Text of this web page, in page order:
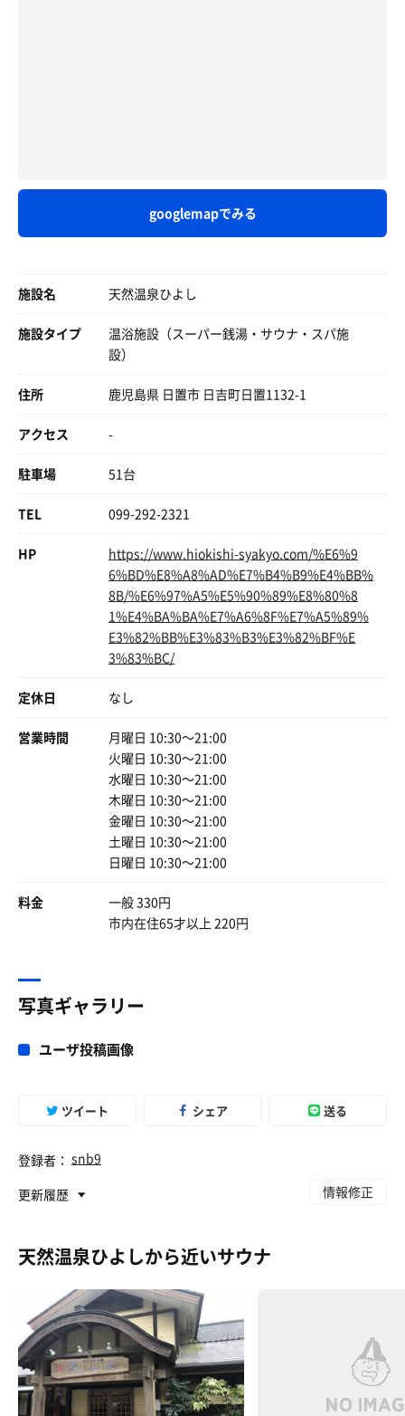
googlemapでみる
施設名 天然温泉ひよし
施設タイプ
温浴施設（スーパー銭湯・サウナ・スパ施
設）
住所 鹿児島県 日置市 日吉町日置1132-1
アクセス -
駐車場 51台
TEL 099-292-2321
HP
https://www.hiokishi-syakyo.com/%E6%9
6%BD%E8%A8%AD%E7%B4%B9%E4%BB%
8B/%E6%97%A5%E5%90%89%E8%80%8
1%E4%BA%BA%E7%A6%8F%E7%A5%89%
E3%82%BB%E3%83%B3%E3%82%BF%E
3%83%BC/
定休日 なし
営業時間
月曜日 10:30〜21:00
火曜日 10:30〜21:00
水曜日 10:30〜21:00
木曜日 10:30〜21:00
金曜日 10:30〜21:00
土曜日 10:30〜21:00
日曜日 10:30〜21:00
料金
一般 330円
市内在住65才以上 220円
写真ギャラリー
ユーザ投稿画像
ツイート シェア 送る
登録者： snb9
更新履歴
情報修正
天然温泉ひよしから近いサウナ